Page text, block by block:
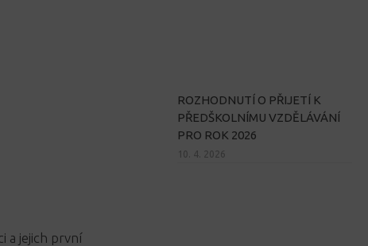
a jejich první
ROZHODNUTÍ O PŘIJETÍ K
PŘEDŠKOLNÍMU VZDĚLÁVÁNÍ
PRO ROK 2026
10. 4. 2026